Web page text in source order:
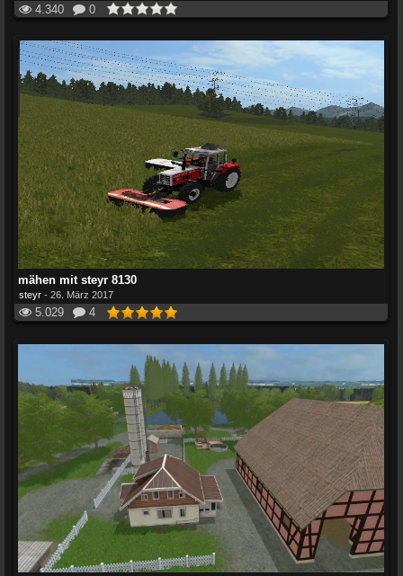
4.340 0
mähen mit steyr 8130
steyr - 26. März 2017
5.029 4